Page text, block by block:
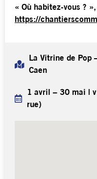
« Où habitez-vous ?
https://
La Vitrine de
Caen
1 avril – 30 mai |
rue)